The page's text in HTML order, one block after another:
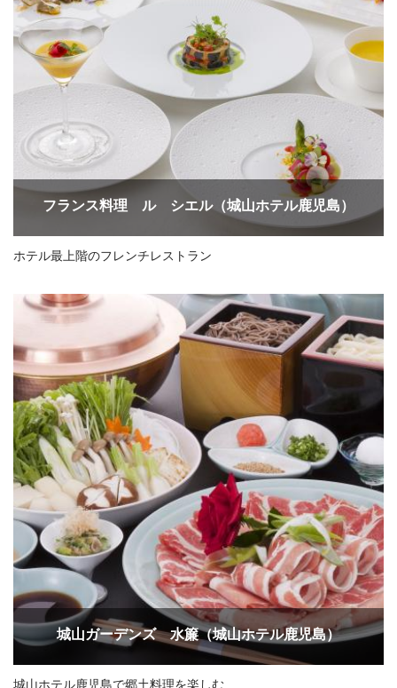
フランス料理 ル シエル（城山ホテル鹿児島）
ホテル最上階のフレンチレストラン
城山ガーデンズ 水簾（城山ホテル鹿児島）
城山ホテル鹿児島で郷土料理を楽しむ